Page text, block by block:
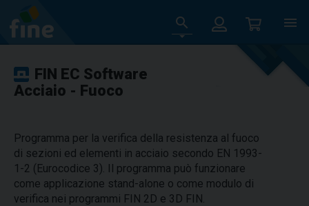
FIN EC Software
Acciaio - Fuoco
Programma per la verifica della resistenza al fuoco
di sezioni ed elementi in acciaio secondo EN 1993-
1-2 (Eurocodice 3). Il programma può funzionare
come applicazione stand-alone o come modulo di
verifica nei programmi FIN 2D e 3D FIN.